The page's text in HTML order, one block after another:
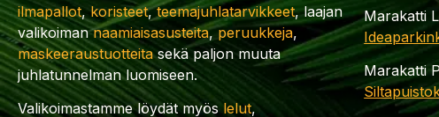
ilmapallot,koristeet,teemajuhlatarvikkeet, laajan
valikoimannaamiaisasusteita,peruukkeja,
maskeeraustuotteitasekä paljon muuta
juhlatunnelman luomiseen.
Valikoimastamme löydät myöslelut,
Marakatti
Marakatti